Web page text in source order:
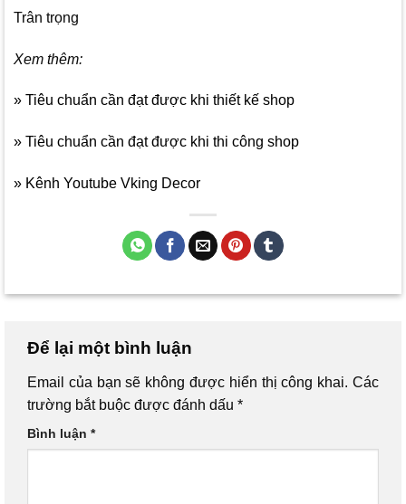
Trân trọng
Xem thêm:
» Tiêu chuẩn cần đạt được khi thiết kế shop
» Tiêu chuẩn cần đạt được khi thi công shop
» Kênh Youtube Vking Decor
Để lại một bình luận
Email của bạn sẽ không được hiển thị công khai. Các
trường bắt buộc được đánh dấu *
Bình luận *